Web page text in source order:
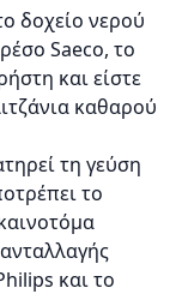
δοχείο νερού
Saeco, το
και είστε
καθαρού
τη γεύση
το
και το